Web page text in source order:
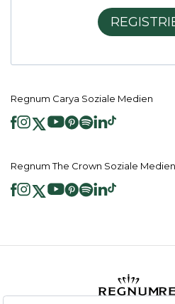
Regnum Carya Soziale Medien
Regnum The Crown Soziale Medien